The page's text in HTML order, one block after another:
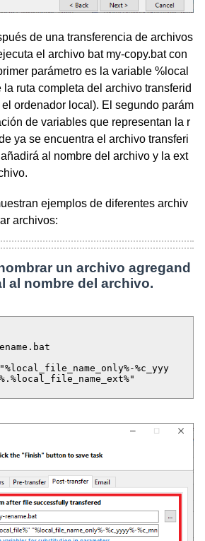
de una transferencia de archivos
el archivo bat my-copy.bat con
parámetro es la variable %local
la ruta completa del archivo transferid
ordenador local). El segundo parám
de variables que representan la r
ya se encuentra el archivo transferi
al nombre del archivo y la ext
ejemplos de diferentes archiv
archivos:
un archivo agregand
al nombre del archivo.
%c_yyy